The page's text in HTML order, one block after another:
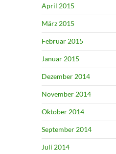
April 2015
März 2015
Februar 2015
Januar 2015
Dezember 2014
November 2014
Oktober 2014
September 2014
Juli 2014